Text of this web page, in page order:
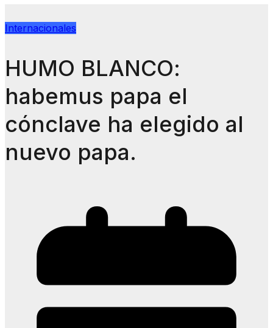
Internacionales
HUMO BLANCO:
habemus papa el
cónclave ha elegido al
nuevo papa.